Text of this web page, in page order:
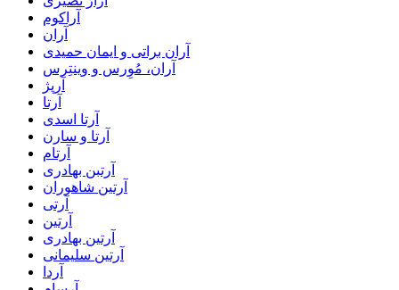
آراکوم
آران
آران براتی و ایمان حمیدی
آران، مُوِرس و وینتِرس
آرپژ
آرتا
آرتا اسدی
آرتا و سارن
آرتام
آرتبن بهادری
آرتين شاهوران
آرتی
آرتین
آرتین بهادری
آرتین سلیمانی
آردا